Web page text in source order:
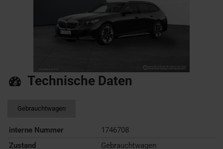
Technische Daten
Gebrauchtwagen
interne Nummer
1746708
Zustand
Gebrauchtwagen